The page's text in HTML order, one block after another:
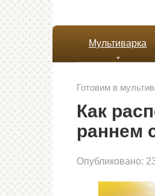
Мультиварка
Готовим в
Как
раннем
Опубликовано: